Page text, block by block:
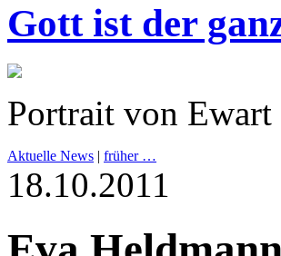
Gott ist der
Portrait von Ewart
Aktuelle News | früher …
18.10.2011